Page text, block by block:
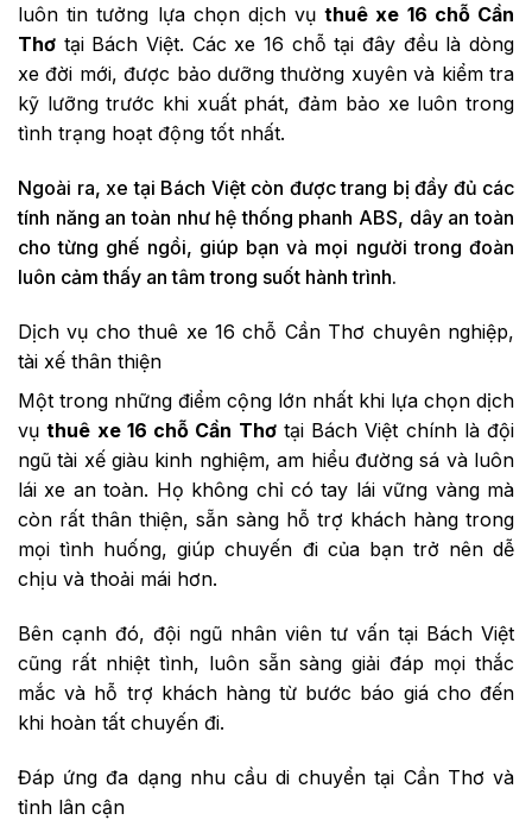
luôn tin tưởng lựa chọn dịch vụthuê xe 16 chỗ Cần
Thơ tại Bách Việt. Các xe 16 chỗ tại đây đều là dòng
xe đời mới, được bảo dưỡng thường xuyên và kiểm tra
kỹ lưỡng trước khi xuất phát, đảm bảo xe luôn trong
tình trạng hoạt động tốt nhất.
Ngoài ra, xe tại Bách Việt còn được trang bị đầy đủ các
tính năng an toàn như hệ thống phanh ABS, dây an toàn
cho từng ghế ngồi, giúp bạn và mọi người trong đoàn
luôn cảm thấy an tâm trong suốt hành trình.
Dịch vụ cho thuê xe 16 chỗ Cần Thơ chuyên nghiệp,
tài xế thân thiện
Một trong những điểm cộng lớn nhất khi lựa chọn dịch
vụthuê xe 16 chỗ Cần Thơtại Bách Việt chính là đội
ngũ tài xế giàu kinh nghiệm, am hiểu đường sá và luôn
lái xe an toàn. Họ không chỉ có tay lái vững vàng mà
còn rất thân thiện, sẵn sàng hỗ trợ khách hàng trong
mọi tình huống, giúp chuyến đi của bạn trở nên dễ
chịu và thoải mái hơn.
Bên cạnh đó, đội ngũ nhân viên tư vấn tại Bách Việt
cũng rất nhiệt tình, luôn sẵn sàng giải đáp mọi thắc
mắc và hỗ trợ khách hàng từ bước báo giá cho đến
khi hoàn tất chuyến đi.
Đáp ứng đa dạng nhu cầu di chuyển tại Cần Thơ và
tỉnh lân cận